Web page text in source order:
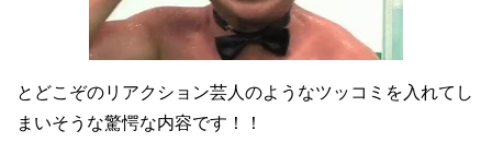
とどこぞのリアクション芸人のようなツッコミを入れてし
まいそうな驚愕な内容です！！